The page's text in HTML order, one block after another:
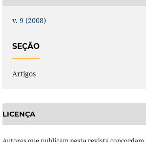
v. 9 (2008)
SEÇÃO
Artigos
LICENÇA